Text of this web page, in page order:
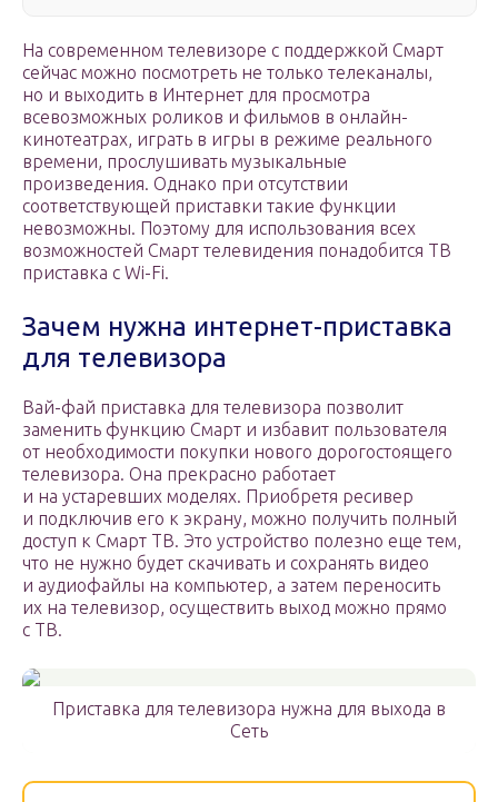
На современном телевизоре с поддержкой Смарт
сейчас можно посмотреть не только телеканалы,
но и выходить в Интернет для просмотра
всевозможных роликов и фильмов в онлайн-
кинотеатрах, играть в игры в режиме реального
времени, прослушивать музыкальные
произведения. Однако при отсутствии
соответствующей приставки такие функции
невозможны. Поэтому для использования всех
возможностей Смарт телевидения понадобится ТВ
приставка с Wi-Fi.
Зачем нужна интернет-приставка
для телевизора
Вай-фай приставка для телевизора позволит
заменить функцию Смарт и избавит пользователя
от необходимости покупки нового дорогостоящего
телевизора. Она прекрасно работает
и на устаревших моделях. Приобретя ресивер
и подключив его к экрану, можно получить полный
доступ к Смарт ТВ. Это устройство полезно еще тем,
что не нужно будет скачивать и сохранять видео
и аудиофайлы на компьютер, а затем переносить
их на телевизор, осуществить выход можно прямо
с ТВ.
Приставка для телевизора нужна для выхода в
Сеть